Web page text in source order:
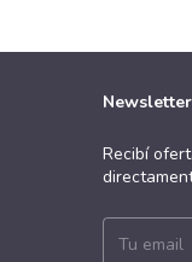
Newsletter
Recibí